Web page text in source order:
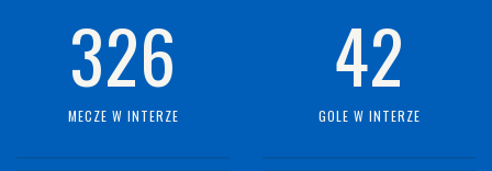
326
MECZE W INTERZE
42
GOLE W INTERZE